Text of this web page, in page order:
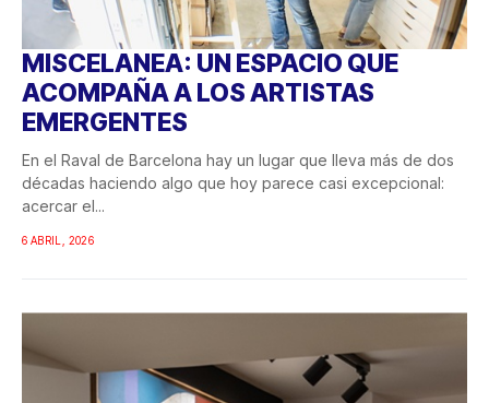
MISCELANEA: UN ESPACIO QUE
ACOMPAÑA A LOS ARTISTAS
EMERGENTES
En el Raval de Barcelona hay un lugar que lleva más de dos
décadas haciendo algo que hoy parece casi excepcional:
acercar el...
6 ABRIL, 2026